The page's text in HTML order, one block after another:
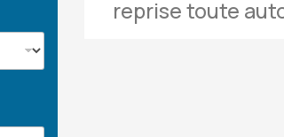
reprise toute